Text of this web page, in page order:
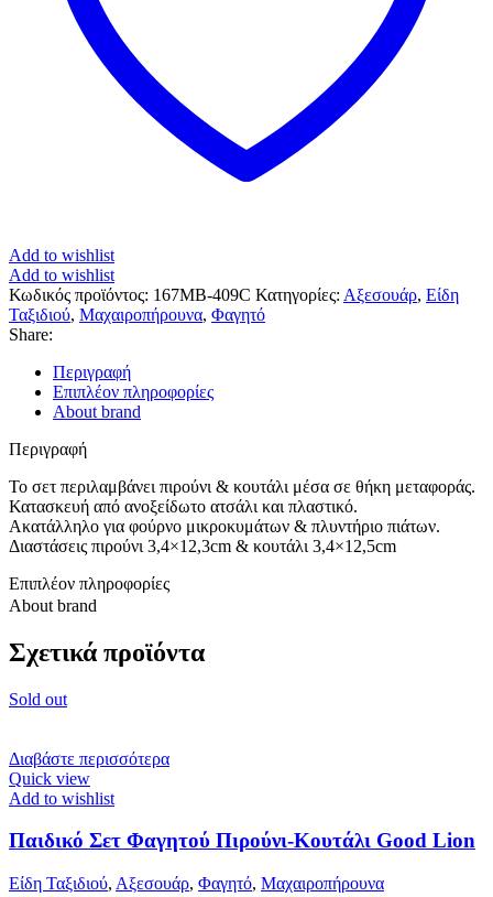
Add to wishlist
Add to wishlist
Κωδικός προϊόντος: 167MB-409C Κατηγορίες: Αξεσουάρ, Είδη
Ταξιδιού, Μαχαιροπήρουνα, Φαγητό
Share:
Περιγραφή
Επιπλέον πληροφορίες
About brand
Περιγραφή
Το σετ περιλαμβάνει πιρούνι & κουτάλι μέσα σε θήκη μεταφοράς.
Κατασκευή από ανοξείδωτο ατσάλι και πλαστικό.
Ακατάλληλο για φούρνο μικροκυμάτων & πλυντήριο πιάτων.
Διαστάσεις πιρούνι 3,4×12,3cm & κουτάλι 3,4×12,5cm
Επιπλέον πληροφορίες
About brand
Σχετικά προϊόντα
Sold out
Διαβάστε περισσότερα
Quick view
Add to wishlist
Παιδικό Σετ Φαγητού Πιρούνι-Κουτάλι Good Lion
Είδη Ταξιδιού, Αξεσουάρ, Φαγητό, Μαχαιροπήρουνα